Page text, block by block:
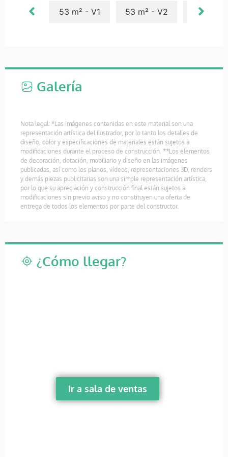
53 m² - V1 53 m² - V2 43 m²
Galería
Nota legal: *Las imágenes contenidas en este material son una
representación artística del ilustrador, por lo tanto los detalles de
diseño, color y especificaciones de materiales están sujetos a
modificaciones durante el proceso de construcción. **Los elementos
de decoración, dotación, mobiliario y diseño en las imágenes
publicadas, así como los planos, vídeos, representaciones 3D, renders
y demás piezas publicitarias son una simple representación artística,
por lo que su apreciación y construcción final están sujetos a
modificaciones sin previo aviso y no constituyen una oferta de
entrega de todos los elementos por parte del constructor.
¿Cómo llegar?
Ir a sala de ventas